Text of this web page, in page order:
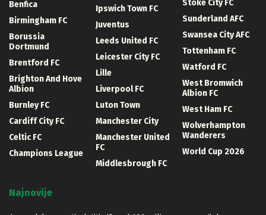
Benfica
Birmingham FC
Borussia
Dortmund
Brentford FC
Brighton And Hove
Albion
Burnley FC
Cardiff City FC
Celtic FC
Champions League
Ipswich Town FC
Juventus
Leeds United FC
Leicester City FC
Lille
Liverpool FC
Luton Town
Manchester City
Manchester United
FC
Middlesbrough FC
Stoke City FC
Sunderland AFC
Swansea City AFC
Tottenham FC
Watford FC
West Bromwich
Albion FC
West Ham FC
Wolverhampton
Wanderers
World Cup 2026
Najnovije